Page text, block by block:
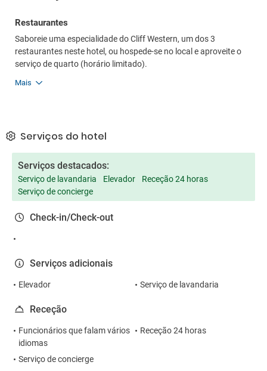
Restaurantes
Saboreie uma especialidade do Cliff Western, um dos 3
restaurantes neste hotel, ou hospede-se no local e aproveite o
serviço de quarto (horário limitado).
Mais
Serviços do hotel
Serviços destacados:
Serviço de lavandaria Elevador
Receção 24 horas
Serviço de concierge
Check-in/Check-out
Serviços adicionais
Elevador Serviço de lavandaria
Receção
Funcionários que falam vários
idiomas
Receção 24 horas
Serviço de concierge